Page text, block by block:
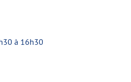
à 16h30